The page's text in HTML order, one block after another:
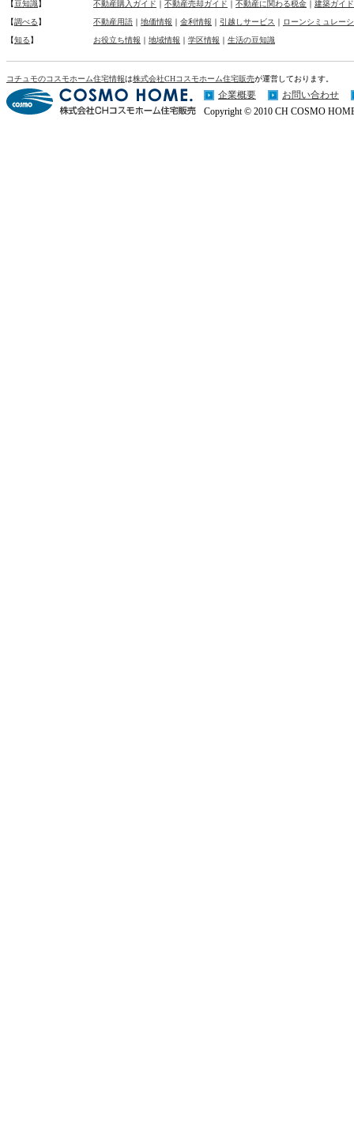
【豆知識】 不動産購入ガイド ｜ 不動産売却ガイド ｜ 不動産に関わる税金 ｜ 建築ガイド
【調べる】 不動産用語 ｜ 地価情報 ｜ 金利情報 ｜ 引越しサービス ｜ ローンシミュレー
【知る】 お役立ち情報 ｜ 地域情報 ｜ 学区情報 ｜ 生活の豆知識
コチュモのコスモホーム住宅情報は株式会社CHコスモホーム住宅販売が運営しております。
企業概要
お問い合わせ
Copyright © 2010 CH COSMO